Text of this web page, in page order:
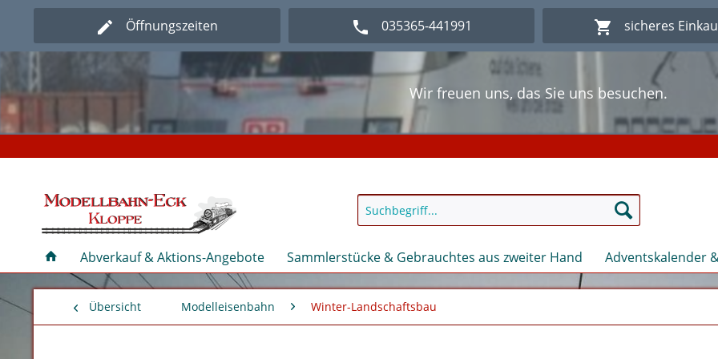
Öffnungszeiten 035365-441991 sicheres
Wir freuen uns, das Sie uns besuchen.
Herzlich Willkommen im Onlineshop Modellbahn - Eck
Wir freuen uns, das Sie uns besuchen.
Herzlich Willkommen im Onlineshop Modellbahn - Eck
Abverkauf & Aktions-Angebote Sammlerstücke & Gebrauchtes aus zweiter Hand Adventskalender
Übersicht Modelleisenbahn Winter-Landschaftsbau